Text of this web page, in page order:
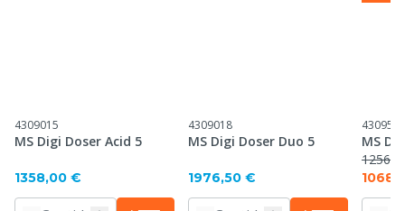
4309015
MS Digi Doser Acid 5
1358,00 €
4309018
MS Digi Doser Duo 5
1976,50 €
4309531
MS